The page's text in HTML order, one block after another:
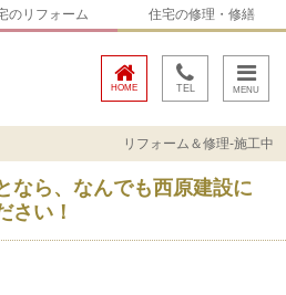
のリフォーム 住宅の修理・修繕
TEL
HOME
リフォーム＆修理-施工中
なら、なんでも西原建設に
さい！